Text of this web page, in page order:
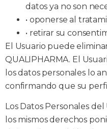
datos ya no son
• oponerse al
• retirar su
El Usuario puede
QUALIPHARMA. El
los datos personales lo
confirmando que su
Los Datos Personales
los mismos derechos